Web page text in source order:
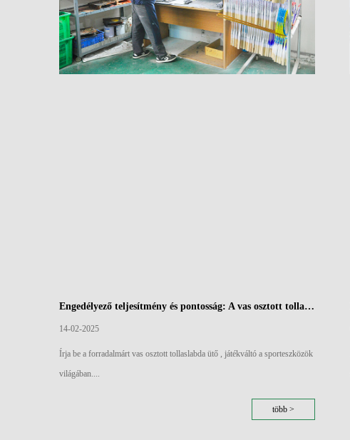
Engedélyező teljesítmény és pontosság: A vas osztott tollaslabda ütők aerodinamikai széle
14-02-2025
Írja be a forradalmárt vas osztott tollaslabda ütő , játékváltó a sporteszközök
világában....
több >